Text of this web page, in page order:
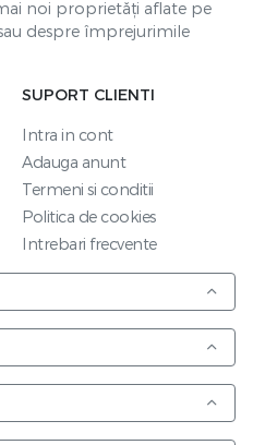
noi proprietăți aflate pe
despre împrejurimile
SUPORT CLIENTI
Intra in cont
Adauga anunt
Termeni si conditii
Politica de cookies
Intrebari frecvente